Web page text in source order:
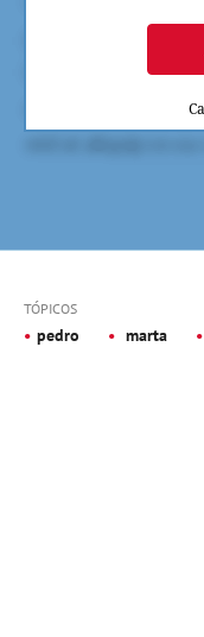
TÓPICOS
pedro marta